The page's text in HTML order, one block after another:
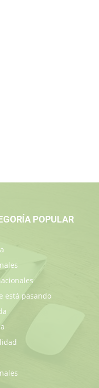
POPULAR
está pasando